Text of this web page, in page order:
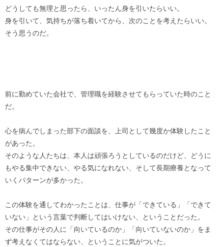
どうしても無理と思ったら、いったん身を引いたらいい。
身を引いて、気持ちが落ち着いてから、次のことを考えたらいい。
そう思うのだ。
前に勤めていた会社で、管理職を経験させてもらっていた時のこと
だ。
心を病んでしまった部下の面談を、上司として幾度か体験したこと
があった。
そのような人たちは、本人は頑張ろうとしているのだけど、どうに
もやる集中できない、やる気になれない、そして長期療養となって
いくパターンが多かった。
この体験を通してわかったことは、仕事が「できている」「できて
いない」という言葉で判断してはいけない、ということだった。
その仕事がその人に「向いているのか」「向いていないのか」をま
ず考えなくてはならない、ということに気がついた。